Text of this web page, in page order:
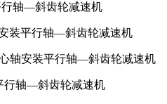
行轴—斜齿轮减速机
装平行轴—斜齿轮减速机
轴安装平行轴—斜齿轮减速机
行轴—斜齿轮减速机